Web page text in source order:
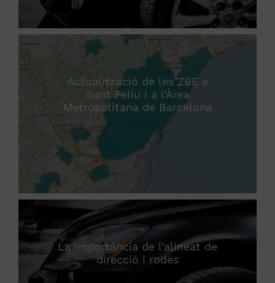
Actualització de les ZBE a
Sant Feliu i a l’Àrea
Metropolitana de Barcelona
La importància de l’alineat de
direcció i rodes